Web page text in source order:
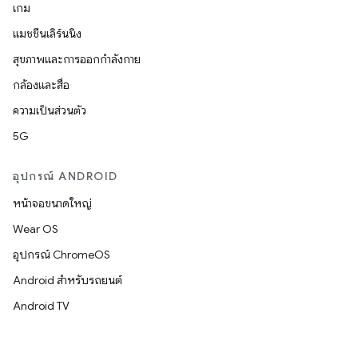
เกม
แมชชีนเลิร์นนิง
สุขภาพและการออกกำลังกาย
กล้องและสื่อ
ความเป็นส่วนตัว
5G
อุปกรณ์ ANDROID
หน้าจอขนาดใหญ่
Wear OS
อุปกรณ์ ChromeOS
Android สำหรับรถยนต์
Android TV